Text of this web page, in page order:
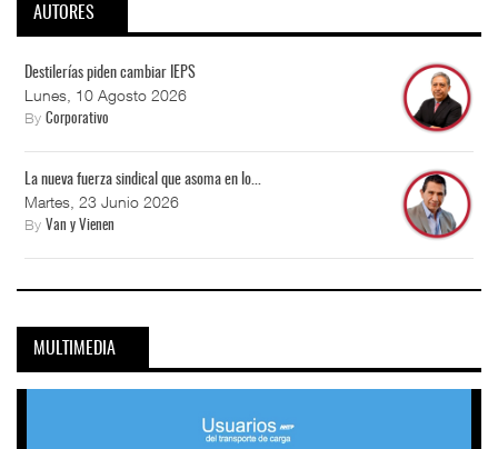
AUTORES
Destilerías piden cambiar IEPS
Lunes, 10 Agosto 2026
By Corporativo
La nueva fuerza sindical que asoma en lo...
Martes, 23 Junio 2026
By Van y Vienen
MULTIMEDIA